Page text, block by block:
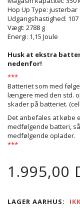
Hop Up Type: justerbar
Udgangshastighed: 107
Vægt: 2788 g
Energi: 1,15 Joule
Husk at ekstra
nedenfor!
***
Batteriet som med
længere med den std.
skader på batteriet.
Det anbefales at købe
medfølgende batteri,
medfølgende oplader.
***
1.995,00
LAGER AARHUS: